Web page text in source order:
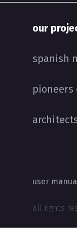
our
spanish
pioneers
user
all rights